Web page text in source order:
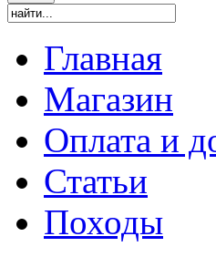
Главная
Магазин
Оплата и
Статьи
Походы